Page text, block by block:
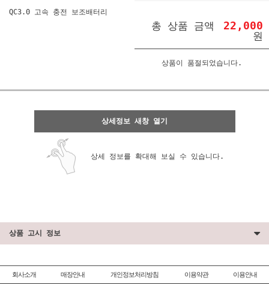
QC3.0 고속 충전 보조배터리
총 상품 금액 22,000
원
상품이 품절되었습니다.
상세정보 새창 열기
상세 정보를 확대해 보실 수 있습니다.
상품 고시 정보
회사소개 매장안내 개인정보처리방침 이용약관 이용안내